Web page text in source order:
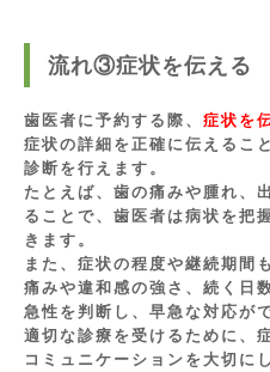
流れ③症状を伝える
歯医者に予約する際、 症状を
症状の詳細を正確に伝えるこ
診断を行えます。
たとえば、歯の痛みや腫れ、
ることで、歯医者は病状を把
きます。
また、症状の程度や継続期間
痛みや違和感の強さ、続く日
急性を判断し、早急な対応が
適切な診療を受けるために、
コミュニケーションを大切に